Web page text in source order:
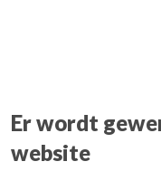
Er wordt
website